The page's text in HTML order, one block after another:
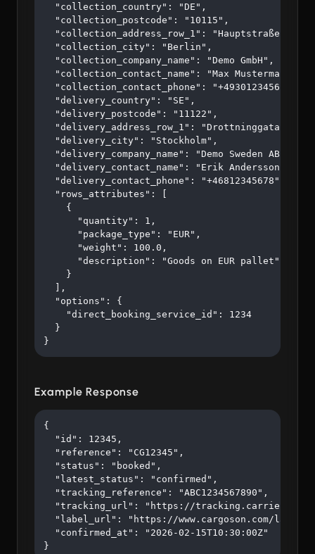
  "collection_country": "DE",
  "collection_postcode": "10115",
  "collection_address_row_1": "Hauptstraße 123",
  "collection_city": "Berlin",
  "collection_company_name": "Demo GmbH",
  "collection_contact_name": "Max Mustermann",
  "collection_contact_phone": "+4930123456",
  "delivery_country": "SE",
  "delivery_postcode": "11122",
  "delivery_address_row_1": "Drottninggatan 45",
  "delivery_city": "Stockholm",
  "delivery_company_name": "Demo Sweden AB",
  "delivery_contact_name": "Erik Andersson",
  "delivery_contact_phone": "+46812345678",
  "rows_attributes": [
    {
      "quantity": 1,
      "package_type": "EUR",
      "weight": 100.0,
      "description": "Goods on EUR pallet"
    }
  ],
  "options": {
    "direct_booking_service_id": 1234
  }
}
Example Response
{
  "id": 12345,
  "reference": "CG12345",
  "status": "booked",
  "latest_status": "confirmed",
  "tracking_reference": "ABC1234567890",
"tracking_url": "https://
"label_url": "https://www.cargoson.com/
  "confirmed_at": "2026-02-15T10:30:00Z"
}